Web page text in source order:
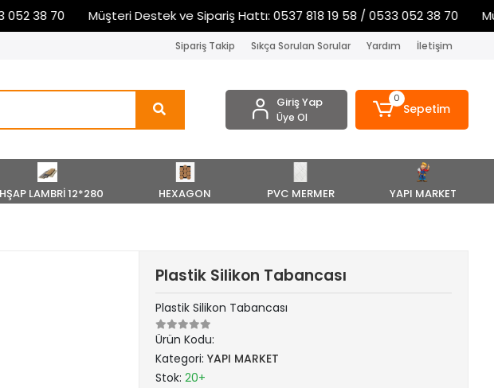
38 70 Müşteri Destek ve Sipariş Hattı: 0537 818 19 58 / 0533 052 38 70
Sipariş Takip Sıkça Sorulan Sorular Yardım İletişim
Giriş Yap
Üye Ol
0
Sepetim
LAMBRİ 12*280 HEXAGON PVC MERMER YAPI MARKET
Plastik Silikon Tabancası
Plastik Silikon Tabancası
Ürün Kodu:
Kategori:YAPI MARKET
Stok:20+